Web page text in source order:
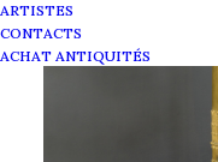
ARTISTES
CONTACTS
ACHAT ANTIQUITÉS